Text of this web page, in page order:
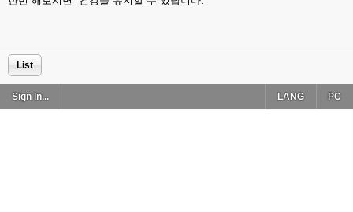
List
Sign In... PC
LANG